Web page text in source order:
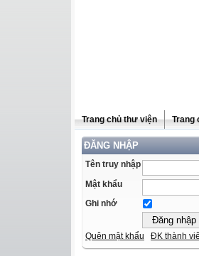
Trang chủ thư viện Trang
ĐĂNG NHẬP
Tên truy nhập
Mật khẩu
Ghi nhớ
Quên mật khẩu ĐK thành